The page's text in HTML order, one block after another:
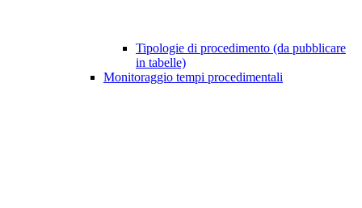
Tipologie di procedimento (da pubblicare
in tabelle)
Monitoraggio tempi procedimentali